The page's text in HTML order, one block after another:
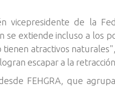
vicepresidente de la
se extiende incluso a los
atractivos
escapar a la
FEHGRA, que